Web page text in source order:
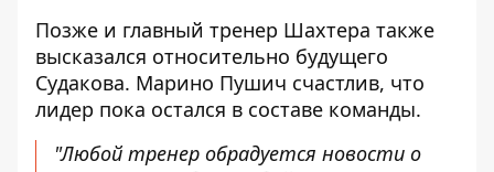
Позже и главный тренер Шахтера также
высказался относительно будущего
Судакова. Марино Пушич счастлив, что
лидер пока остался в составе команды.
"Любой тренер обрадуется новости о